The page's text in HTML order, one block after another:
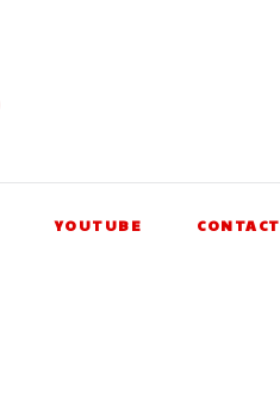
YOUTUBE CONTACT